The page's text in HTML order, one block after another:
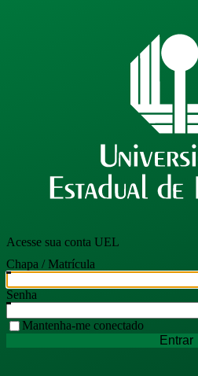
Acesse sua conta UEL
Chapa / Matrícula
Senha
Mantenha-me conectado
Entrar